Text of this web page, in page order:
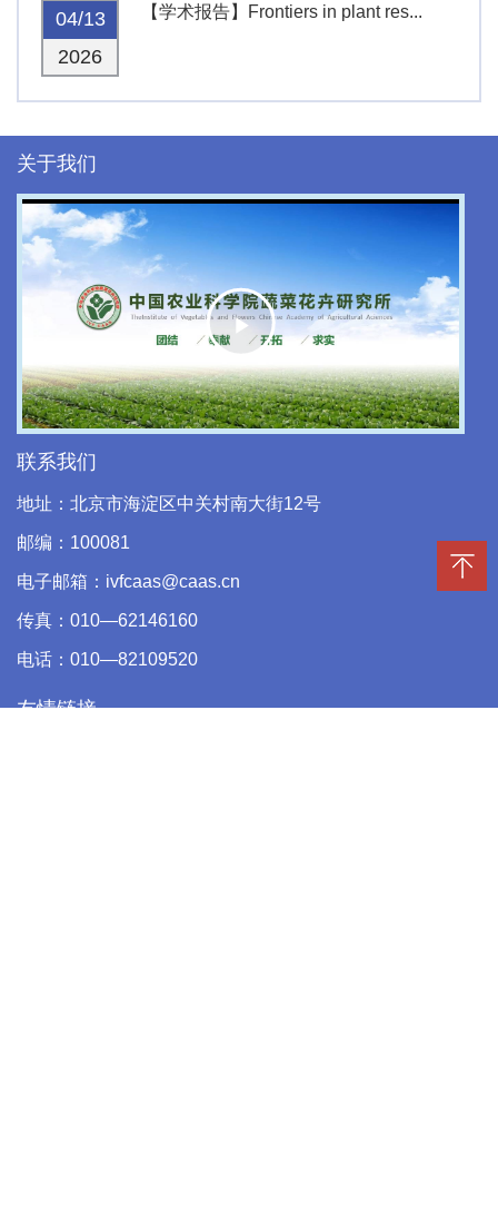
04/13
2026
【学术报告】Frontiers in plant res...
关于我们
Play
Video
联系我们
地址：北京市海淀区中关村南大街12号
邮编：100081
电子邮箱：ivfcaas@caas.cn
传真：010—62146160
电话：010—82109520
友情链接